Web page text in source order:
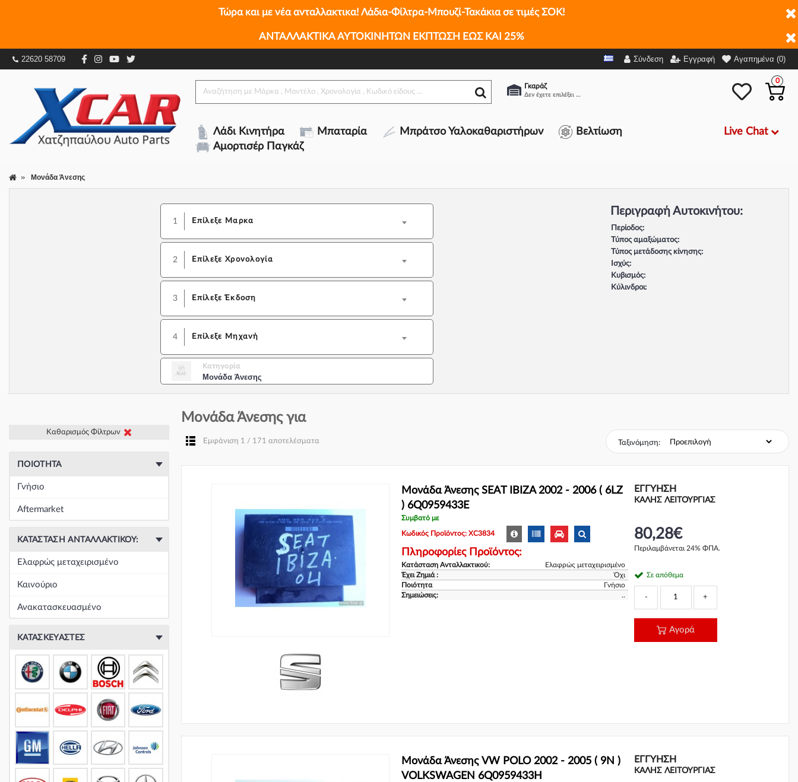
Τώρα και με νέα ανταλλακτικα! Λάδια-Φίλτρα-Μπουζί-Τακάκια σε τιμές ΣΟΚ!
ΑΝΤΑΛΛΑΚΤΙΚΑ ΑΥΤΟΚΙΝΗΤΩΝ ΕΚΠΤΩΣΗ ΕΩΣ ΚΑΙ 25%
22620 58709 Σύνδεση Εγγραφή Αγαπημένα (0)
Γκαράζ
Δεν έχετε επιλέξει αμάξι.
0
Λάδι Κινητήρα Μπαταρία Μπράτσο Υαλοκαθαριστήρων
Βελτίωση
Αμορτισέρ Παγκάζ
Live Chat
Μονάδα Άνεσης
1 Επίλεξε Μαρκα
2 Επίλεξε Χρονολογία
3 Επίλεξε Έκδοση
4 Επίλεξε Μηχανή
Κατηγορία
Μονάδα Άνεσης
Περιγραφή Αυτοκινήτου:
Περίοδος:
Τύπος αμαξώματος:
Τύπος μετάδοσης κίνησης:
Ισχύς:
Κυβισμός:
Κύλινδροι:
Καθαρισμός Φίλτρων
ΠΟΙΌΤΗΤΑ
Γνήσιο
Aftermarket
ΚΑΤΆΣΤΑΣΗ ΑΝΤΑΛΛΑΚΤΙΚΟΎ:
Ελαφρώς μεταχειρισμένο
Καινούριο
Ανακατασκευασμένο
ΚΑΤΑΣΚΕΥΑΣΤΈΣ
Μονάδα Άνεσης για
Εμφάνιση 1 / 171 αποτελέσματα Ταξινόμηση:
Μονάδα Άνεσης SEAT IBIZA 2002 - 2006 ( 6LZ
) 6Q0959433E
Συμβατό με
Κωδικός Προϊόντος: XC3834
Πληροφορίες Προϊόντος:
Κατάσταση Ανταλλακτικού:
Ελαφρώς μεταχειρισμένο
Έχει Ζημιά :
Όχι
Ποιότητα
Γνήσιο
Σημειώσεις:
..
ΕΓΓΎΗΣΗ
ΚΑΛΗΣ ΛΕΙΤΟΥΡΓΙΑΣ
80,28€
Περιλαμβάνεται 24% ΦΠΑ.
Σε απόθεμα
- +
Αγορά
Μονάδα Άνεσης VW POLO 2002 - 2005 ( 9N )
VOLKSWAGEN 6Q0959433H
ΕΓΓΎΗΣΗ
ΚΑΛΗΣ ΛΕΙΤΟΥΡΓΙΑΣ